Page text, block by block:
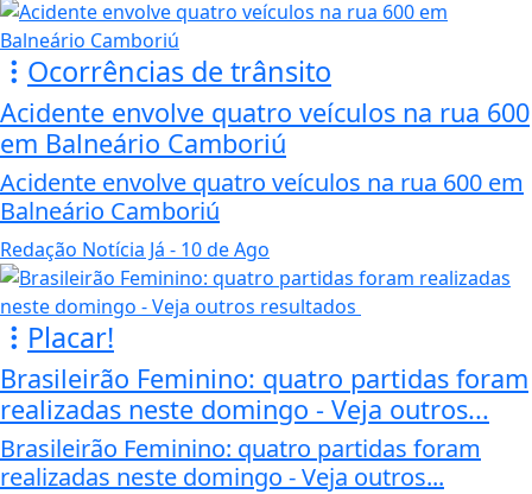
Ocorrências de trânsito
Acidente envolve quatro veículos na rua 600
em Balneário Camboriú
Acidente envolve quatro veículos na rua 600 em
Balneário Camboriú
Redação Notícia Já - 10 de Ago
Placar!
Brasileirão Feminino: quatro partidas foram
realizadas neste domingo - Veja outros...
Brasileirão Feminino: quatro partidas foram
realizadas neste domingo - Veja outros...